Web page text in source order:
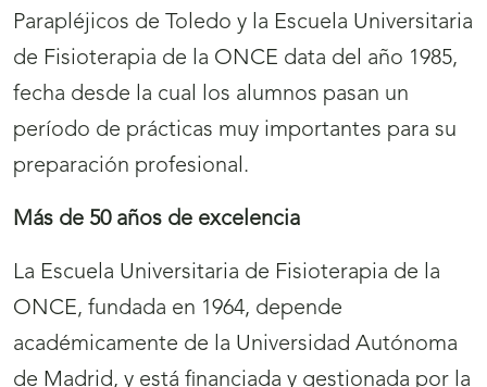
Parapléjicos de Toledo y la Escuela Universitaria
de Fisioterapia de la ONCE data del año 1985,
fecha desde la cual los alumnos pasan un
período de prácticas muy importantes para su
preparación profesional.
Más de 50 años de excelencia
La Escuela Universitaria de Fisioterapia de la
ONCE, fundada en 1964, depende
académicamente de la Universidad Autónoma
de Madrid, y está financiada y gestionada por la